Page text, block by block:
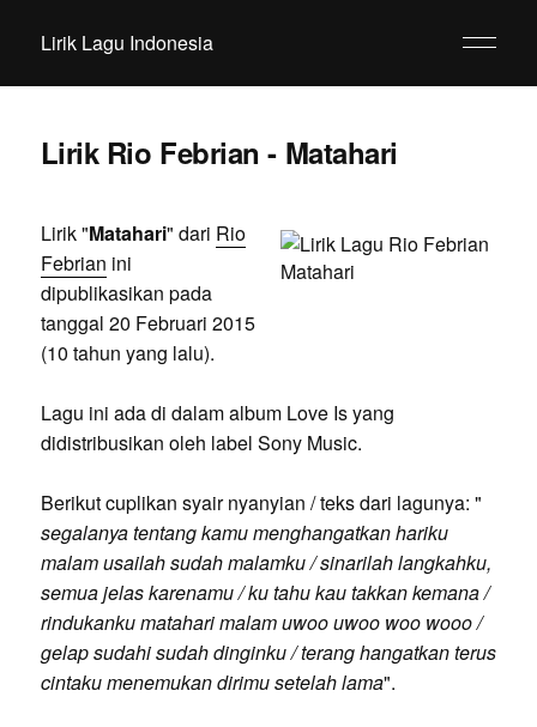
Lirik Lagu Indonesia
Lirik Rio Febrian - Matahari
Lirik "Matahari" dari Rio
Febrian ini
dipublikasikan pada
tanggal 20 Februari 2015
(10 tahun yang lalu).
Lagu ini ada di dalam album Love Is yang
didistribusikan oleh label Sony Music.
Berikut cuplikan syair nyanyian / teks dari lagunya: "
segalanya tentang kamu menghangatkan hariku
malam usailah sudah malamku / sinarilah langkahku,
semua jelas karenamu / ku tahu kau takkan kemana /
rindukanku matahari malam uwoo uwoo woo wooo /
gelap sudahi sudah dinginku / terang hangatkan terus
cintaku menemukan dirimu setelah lama".